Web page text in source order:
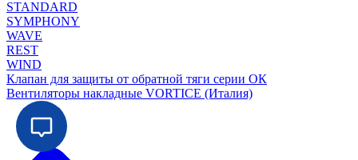
STANDARD
SYMPHONY
WAVE
REST
WIND
Клапан для защиты от обратной тяги серии ОК
Вентиляторы накладные VORTICE (Италия)